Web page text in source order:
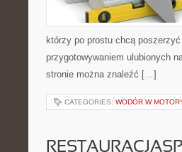
którzy po prostu chcą
przygotowywaniem ulubionych
stronie można znaleźć […]
CATEGORIES: WODÓR W